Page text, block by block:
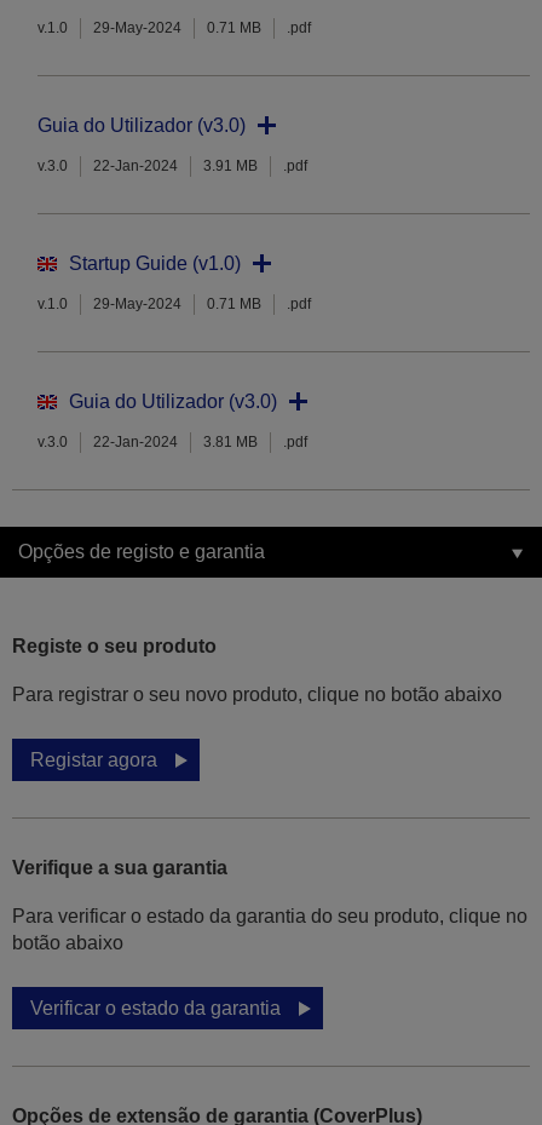
v.1.0 29-May-2024 0.71 MB .pdf
Guia do Utilizador (v3.0)
v.3.0 22-Jan-2024 3.91 MB .pdf
Startup Guide (v1.0)
v.1.0 29-May-2024 0.71 MB .pdf
Guia do Utilizador (v3.0)
v.3.0 22-Jan-2024 3.81 MB .pdf
Opções de registo e garantia
Registe o seu produto
Para registrar o seu novo produto, clique no botão abaixo
Registar agora
Verifique a sua garantia
Para verificar o estado da garantia do seu produto, clique no
botão abaixo
Verificar o estado da garantia
Opções de extensão de garantia (CoverPlus)